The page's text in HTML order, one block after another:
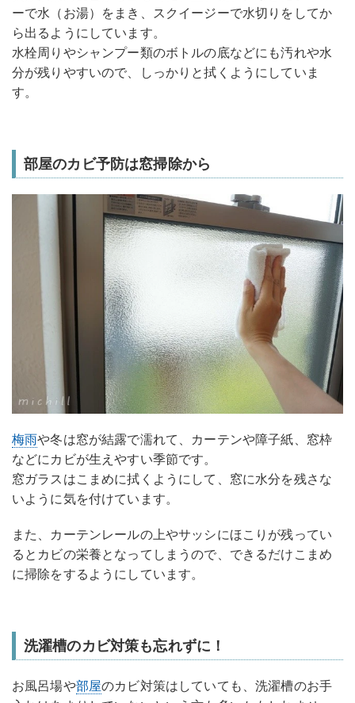
ーで水（お湯）をまき、スクイージーで水切りをしてか
ら出るようにしています。
水栓周りやシャンプー類のボトルの底などにも汚れや水
分が残りやすいので、しっかりと拭くようにしていま
す。
部屋のカビ予防は窓掃除から
梅雨や冬は窓が結露で濡れて、カーテンや障子紙、窓枠
などにカビが生えやすい季節です。
窓ガラスはこまめに拭くようにして、窓に水分を残さな
いように気を付けています。
また、カーテンレールの上やサッシにほこりが残ってい
るとカビの栄養となってしまうので、できるだけこまめ
に掃除をするようにしています。
洗濯槽のカビ対策も忘れずに！
お風呂場や部屋のカビ対策はしていても、洗濯槽のお手